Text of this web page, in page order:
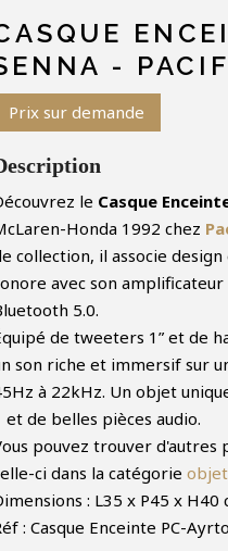
-
Prix sur demande
le Casque
Honda 1992 chez
collection, il associe
avec son
5.0.
de tweeters 1” et de
son riche et immersif sur
à 22kHz. Un objet
et de belles pièces audio.
pouvez trouver d'autres
ci dans la catégorie
: L35 x P45 x H40
: Casque Enceinte PC-